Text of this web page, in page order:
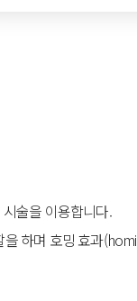
술을 이용합니다.
하며 호밍 효과